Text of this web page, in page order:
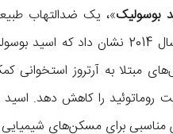
بوسولیک»، یک ضدالتهاب
عضلات کمک می‌کند. یک مطالعه در
به آرتروز استخوانی
روماتوئید را کاهش دهد.
مناسبی برای مسکن‌های